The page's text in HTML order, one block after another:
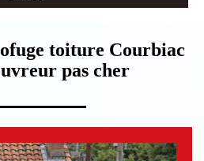
toiture Courbiac
pas cher